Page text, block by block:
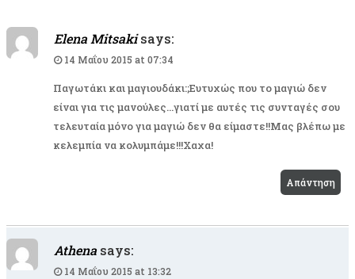
Elena Mitsaki says:
14 Μαΐου 2015 at 07:34
Παγωτάκι και μαγιουδάκι:;Ευτυχώς που το μαγιώ δεν
είναι για τις μανούλες…γιατί με αυτές τις συνταγές σου
τελευταία μόνο για μαγιώ δεν θα είμαστε!!Μας βλέπω με
κελεμπία να κολυμπάμε!!!Χαχα!
Απάντηση
Athena says:
14 Μαΐου 2015 at 13:32